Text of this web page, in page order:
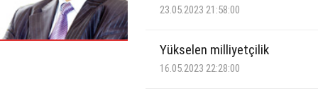
23.05.2023 21:58:00
Yükselen milliyetçilik
16.05.2023 22:28:00